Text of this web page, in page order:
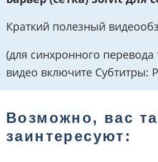
Краткий полезный
(для синхронного перевода
видео включите Субтитры:
Возможно, вас
заинтересуют: